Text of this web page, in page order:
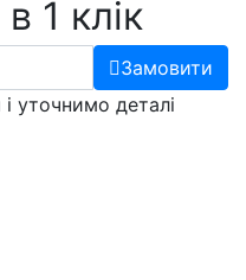
1 клік
Замовити
уточнимо деталі